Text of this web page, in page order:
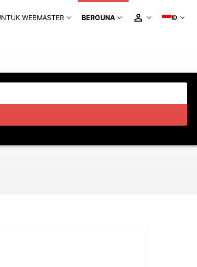
WEBMASTER BERGUNA ID